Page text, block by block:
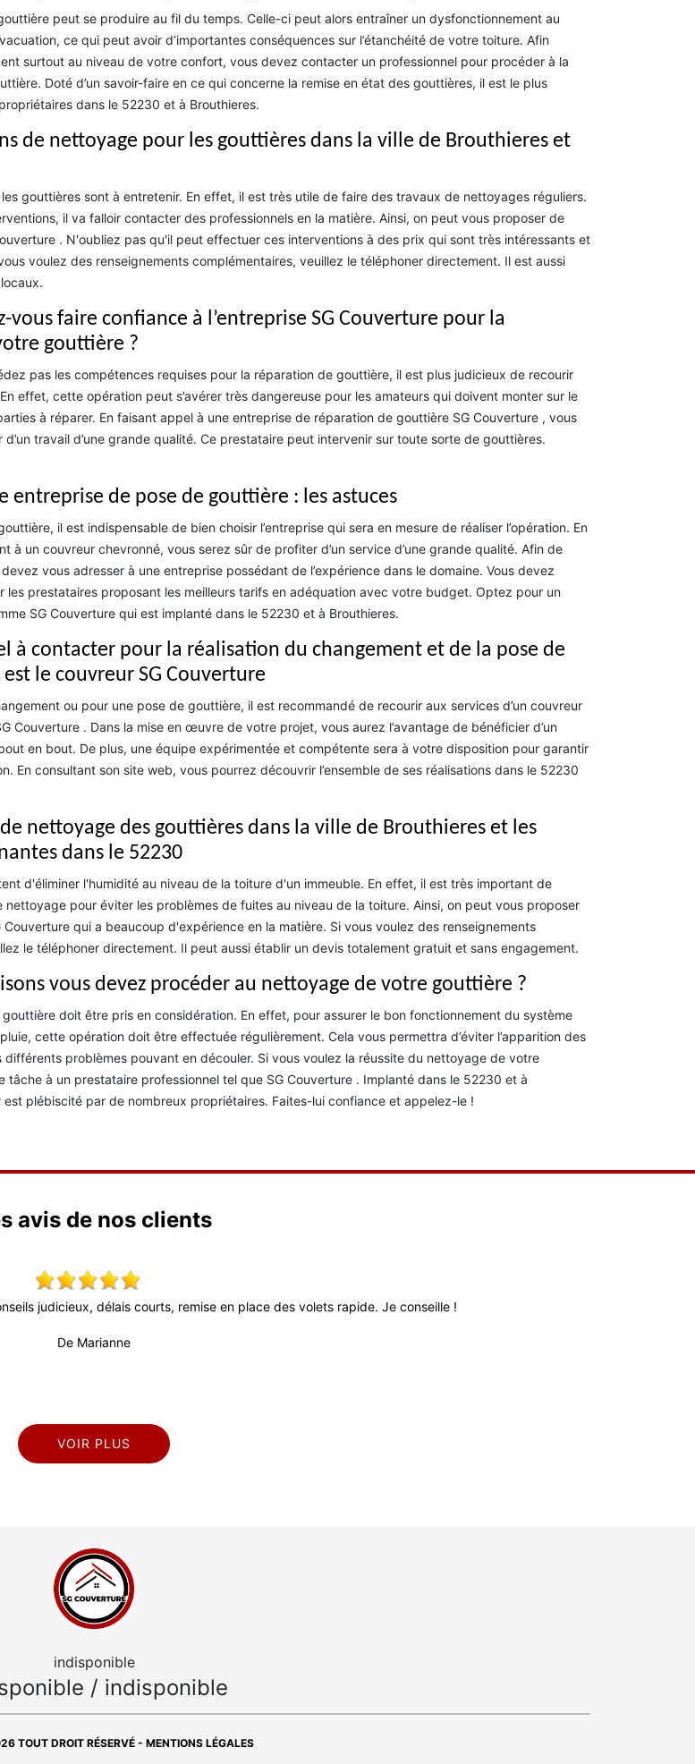
peut se produire au fil du temps. Celle-ci peut alors entraîner un dysfonctionnement au
ce qui peut avoir d’importantes conséquences sur l’étanchéité de votre toiture. Afin
surtout au niveau de votre confort, vous devez contacter un professionnel pour procéder à la
Doté d’un savoir-faire en ce qui concerne la remise en état des gouttières, il est le plus
dans le 52230 et à Brouthieres.
de nettoyage pour les gouttières dans la ville de Brouthieres et
gouttières sont à entretenir. En effet, il est très utile de faire des travaux de nettoyages réguliers.
il va falloir contacter des professionnels en la matière. Ainsi, on peut vous proposer de
. N'oubliez pas qu'il peut effectuer ces interventions à des prix qui sont très intéressants et
voulez des renseignements complémentaires, veuillez le téléphoner directement. Il est aussi
vous faire confiance à l’entreprise SG Couverture pour la
gouttière ?
pas les compétences requises pour la réparation de gouttière, il est plus judicieux de recourir
effet, cette opération peut s’avérer très dangereuse pour les amateurs qui doivent monter sur le
à réparer. En faisant appel à une entreprise de réparation de gouttière SG Couverture , vous
travail d’une grande qualité. Ce prestataire peut intervenir sur toute sorte de gouttières.
entreprise de pose de gouttière : les astuces
il est indispensable de bien choisir l’entreprise qui sera en mesure de réaliser l’opération. En
à un couvreur chevronné, vous serez sûr de profiter d’un service d’une grande qualité. Afin de
vous adresser à une entreprise possédant de l’expérience dans le domaine. Vous devez
les prestataires proposant les meilleurs tarifs en adéquation avec votre budget. Optez pour un
SG Couverture qui est implanté dans le 52230 et à Brouthieres.
à contacter pour la réalisation du changement et de la pose de
le couvreur SG Couverture
ou pour une pose de gouttière, il est recommandé de recourir aux services d’un couvreur
Couverture . Dans la mise en œuvre de votre projet, vous aurez l’avantage de bénéficier d’un
en bout. De plus, une équipe expérimentée et compétente sera à votre disposition pour garantir
En consultant son site web, vous pourrez découvrir l’ensemble de ses réalisations dans le 52230
nettoyage des gouttières dans la ville de Brouthieres et les
dans le 52230
d'éliminer l'humidité au niveau de la toiture d'un immeuble. En effet, il est très important de
nettoyage pour éviter les problèmes de fuites au niveau de la toiture. Ainsi, on peut vous proposer
Couverture qui a beaucoup d'expérience en la matière. Si vous voulez des renseignements
le téléphoner directement. Il peut aussi établir un devis totalement gratuit et sans engagement.
vous devez procéder au nettoyage de votre gouttière ?
doit être pris en considération. En effet, pour assurer le bon fonctionnement du système
pluie, cette opération doit être effectuée régulièrement. Cela vous permettra d’éviter l’apparition des
problèmes pouvant en découler. Si vous voulez la réussite du nettoyage de votre
tâche à un prestataire professionnel tel que SG Couverture . Implanté dans le 52230 et à
est plébiscité par de nombreux propriétaires. Faites-lui confiance et appelez-le !
avis de nos clients
judicieux, délais courts, remise en place des volets rapide. Je conseille !
De Marianne
VOIR PLUS
indisponible
/ indisponible
TOUT DROIT RÉSERVÉ - MENTIONS LÉGALES